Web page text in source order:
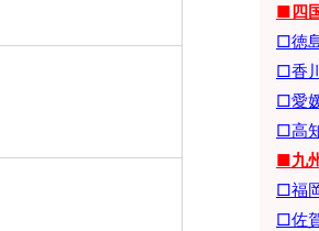
■四
□徳
□香
□愛
□高
■九
□福
□佐